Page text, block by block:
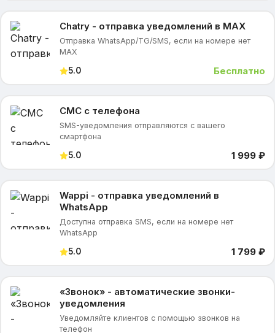
Chatry - отправка уведомлений в MAX
Отправка WhatsApp/TG/SMS, если на номере нет
MAX
5.0 Бесплатно
СМС с телефона
SMS-уведомления отправляются с вашего
смартфона
5.0 1 999 ₽
Wappi - отправка уведомлений в
WhatsApp
Доступна отправка SMS, если на номере нет
WhatsApp
5.0 1 799 ₽
«Звонок» - автоматические звонки-
уведомления
Уведомляйте клиентов с помощью звонков на
телефон